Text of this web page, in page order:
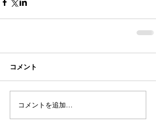
コメント
コメントを追加…